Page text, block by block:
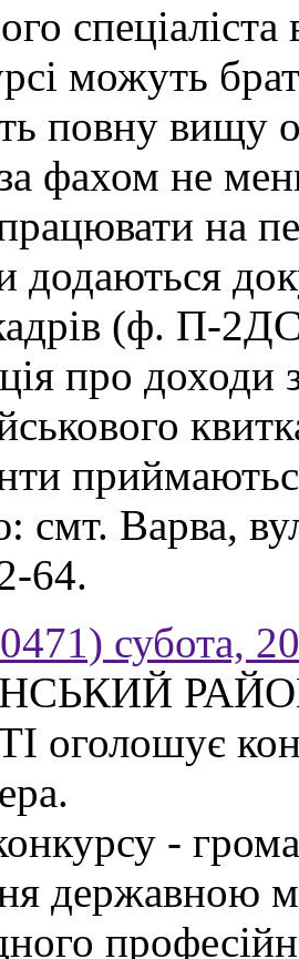
можуть
повну вищу
фахом не
на
додаються
(ф. П-
про доходи
смт. Варва,
64.
субота,
оголошує
-
державною